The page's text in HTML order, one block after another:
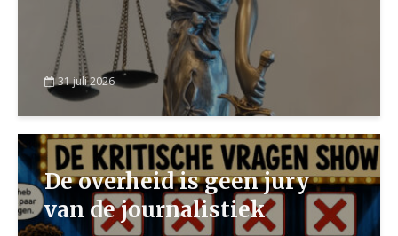
31 juli 2026
De overheid is geen jury
van de journalistiek